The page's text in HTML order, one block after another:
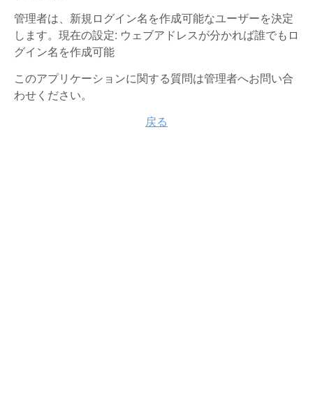
管理者は、新規ログイン名を作成可能なユーザーを決定
します。現在の設定: ウェブアドレスが分かれば誰でもロ
グイン名を作成可能
このアプリケーションに関する質問は管理者へお問い合
わせください。
戻る